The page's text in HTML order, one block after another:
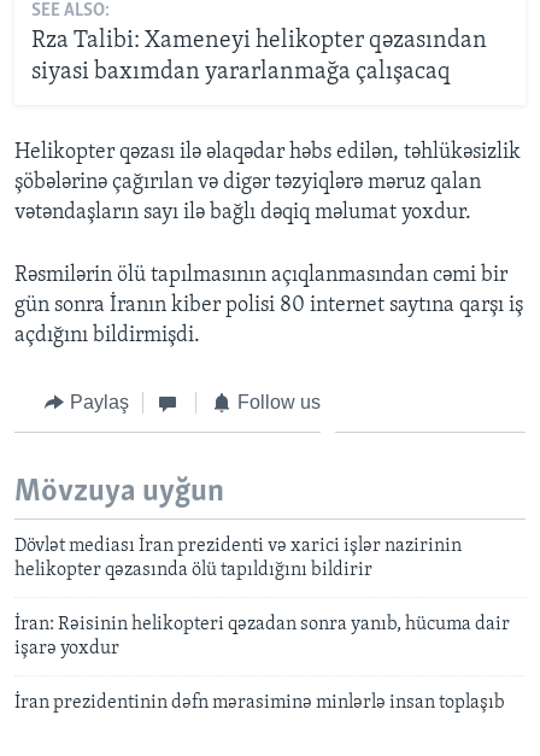
SEE ALSO:
Rza Talibi: Xameneyi helikopter qəzasından
siyasi baxımdan yararlanmağa çalışacaq
Helikopter qəzası ilə əlaqədar həbs edilən, təhlükəsizlik
şöbələrinə çağırılan və digər təzyiqlərə məruz qalan
vətəndaşların sayı ilə bağlı dəqiq məlumat yoxdur.
Rəsmilərin ölü tapılmasının açıqlanmasından cəmi bir
gün sonra İranın kiber polisi 80 internet saytına qarşı iş
açdığını bildirmişdi.
Paylaş Follow us
Mövzuya uyğun
Dövlət mediası İran prezidenti və xarici işlər nazirinin
helikopter qəzasında ölü tapıldığını bildirir
İran: Rəisinin helikopteri qəzadan sonra yanıb, hücuma dair
işarə yoxdur
İran prezidentinin dəfn mərasiminə minlərlə insan toplaşıb